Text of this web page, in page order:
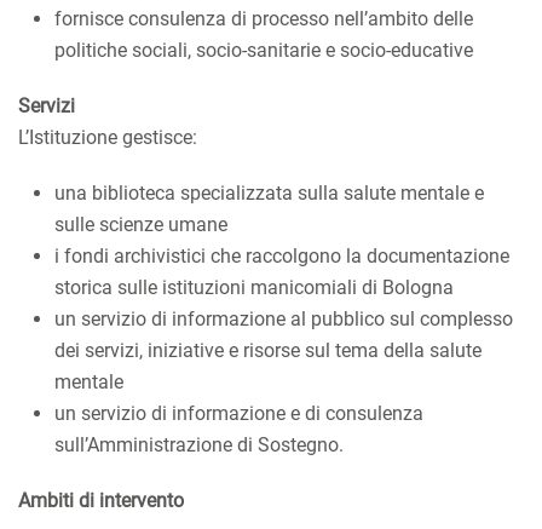
fornisce consulenza di processo nell’ambito delle
politiche sociali, socio-sanitarie e socio-educative
Servizi
L’Istituzione gestisce:
una biblioteca specializzata sulla salute mentale e
sulle scienze umane
i fondi archivistici che raccolgono la documentazione
storica sulle istituzioni manicomiali di Bologna
un servizio di informazione al pubblico sul complesso
dei servizi, iniziative e risorse sul tema della salute
mentale
un servizio di informazione e di consulenza
sull’Amministrazione di Sostegno.
Ambiti di intervento